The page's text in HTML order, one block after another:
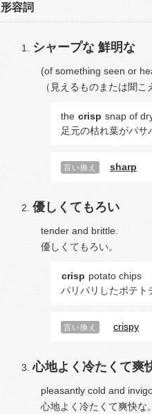
形容詞
シャープな 鮮明な
(of something seen or
（見えるものまたは聞
the crisp snap of
足元の枯れ葉がパサ
言い換え sharp
優しくてもろい
tender and brittle.
優しくてもろい。
crisp potato chips
パリパリしたポテト
言い換え crispy
心地よく冷たくて爽
pleasantly cold and
心地よく冷たくて爽快な。